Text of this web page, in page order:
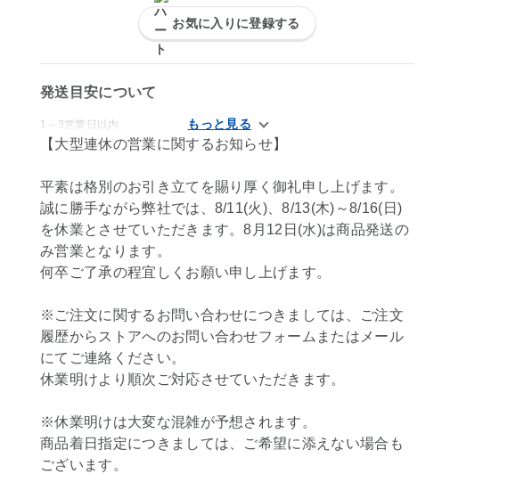
お気に入りに登録する
発送目安について
1～3営業日以内
【大型連休の営業に関するお知らせ】
平素は格別のお引き立てを賜り厚く御礼申し上げます。
誠に勝手ながら弊社では、8/11(火)、8/13(木)～8/16(日)
を休業とさせていただきます。8月12日(水)は商品発送の
み営業となります。
何卒ご了承の程宜しくお願い申し上げます。
※ご注文に関するお問い合わせにつきましては、ご注文
履歴からストアへのお問い合わせフォームまたはメール
にてご連絡ください。
休業明けより順次ご対応させていただきます。
※休業明けは大変な混雑が予想されます。
商品着日指定につきましては、ご希望に添えない場合も
ございます。